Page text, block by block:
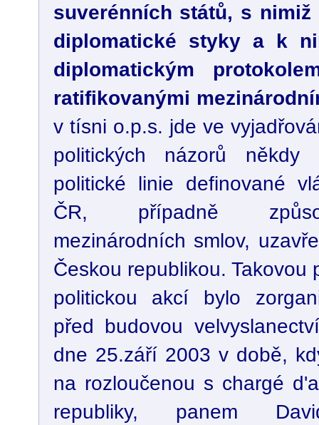
suverénních států, s
diplomatické styky a k
diplomatickým
ratifikovanými
v tísni o.p.s. jde ve
politických názorů
politické linie definované
ČR, případně
mezinárodních smlov,
Českou republikou. Takovou
politickou akcí bylo
před budovou
dne 25.září 2003 v době,
na rozloučenou s chargé
republiky, panem